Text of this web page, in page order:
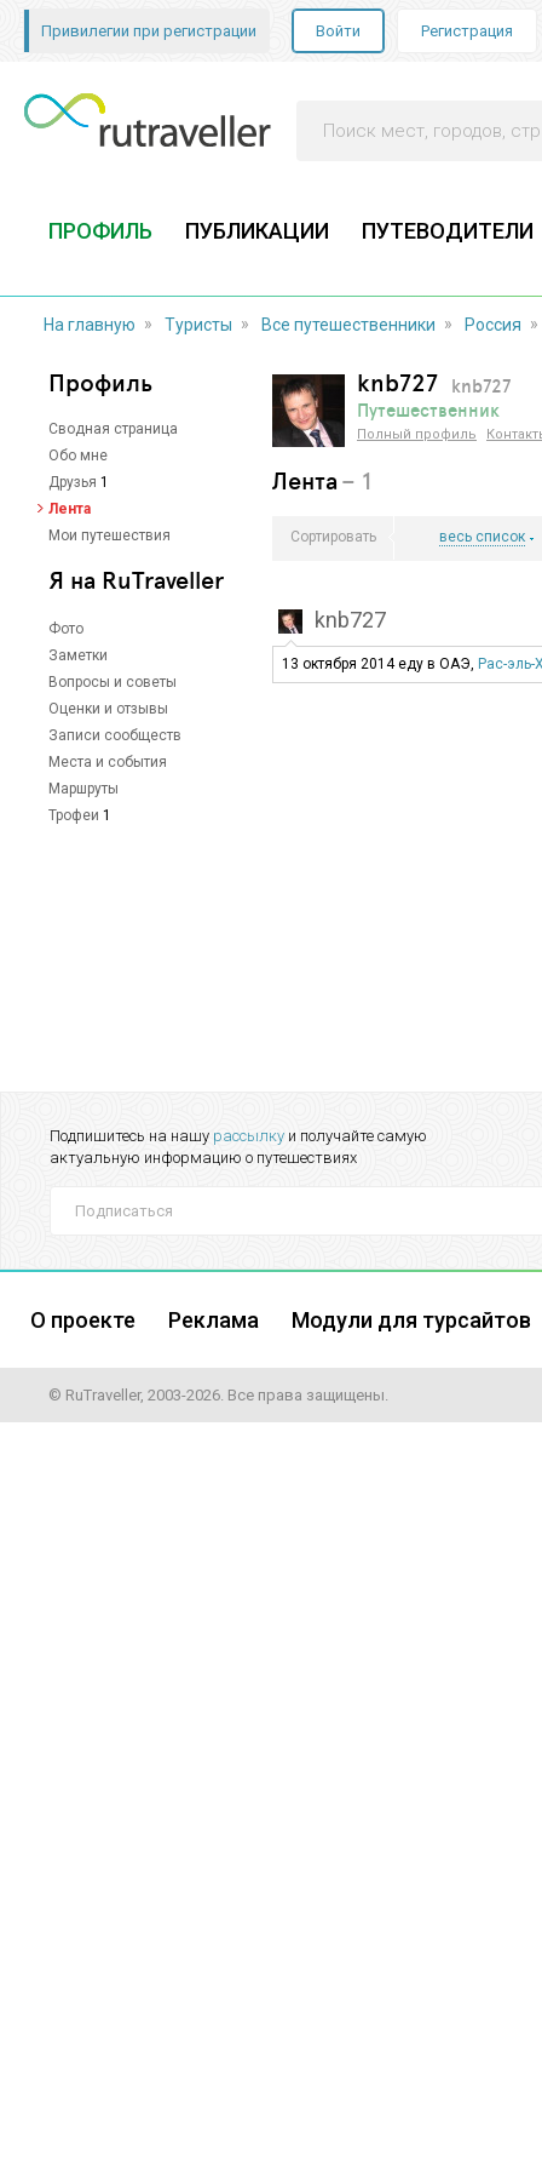
Привилегии при регистрации Войти Регистрация
ПРОФИЛЬ ПУБЛИКАЦИИ ПУТЕВОДИТЕЛИ
На главную » Туристы » Все путешественники » Россия »
Профиль
Сводная страница
Обо мне
Друзья 1
Лента
Мои путешествия
Я на RuTraveller
Фото
Заметки
Вопросы и советы
Оценки и отзывы
Записи сообществ
Места и события
Маршруты
Трофеи 1
knb727 knb727
Путешественник
Полный профиль
Лента– 1
Сортировать весь список
knb727
13 октября 2014 еду в ОАЭ, Рас-
Подпишитесь на нашу рассылку и получайте самую
актуальную информацию о путешествиях
О проекте Реклама Модули для турсайтов
© RuTraveller, 2003-2026. Все права защищены.